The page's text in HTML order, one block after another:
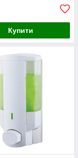
Купити